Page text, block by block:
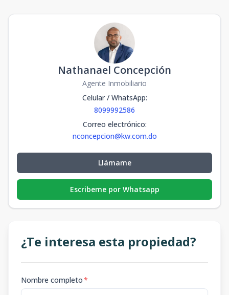
Nathanael Concepción
Agente Inmobiliario
Celular / WhatsApp:
8099992586
Correo electrónico:
nconcepcion@kw.com.do
Llámame
Escribeme por Whatsapp
¿Te interesa esta propiedad?
Nombre completo*